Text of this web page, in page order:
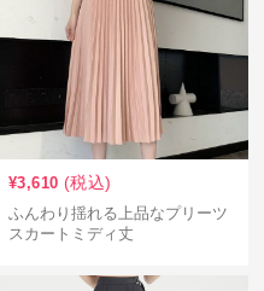
¥3,610 (税込)
ふんわり揺れる上品なプリーツ
スカートミディ丈